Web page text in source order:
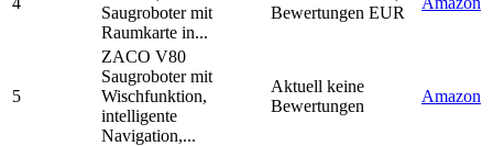
Saugroboter mit
Raumkarte in...
Bewertungen EUR
5
ZACO V80
Saugroboter mit
Wischfunktion,
intelligente
Navigation,...
Aktuell keine
Bewertungen
Amazon